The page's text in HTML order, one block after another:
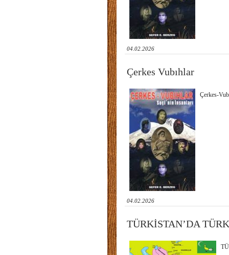
04.02.2026
Çerkes Vubıhlar
Çerkes-
04.02.2026
TÜRKİSTAN’DA